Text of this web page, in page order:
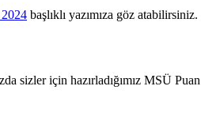
başlıklı yazımıza göz atabilirsiniz.
sizler için hazırladığımız MSÜ Puan